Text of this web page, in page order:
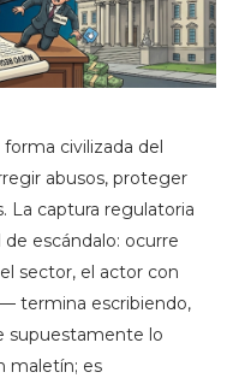
civilizada del
abusos, proteger
La captura regulatoria
escándalo: ocurre
sector, el actor con
termina escribiendo,
supuestamente lo
maletín; es